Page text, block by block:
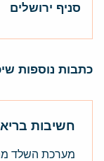
סניף ירושלים
כתבות נוספות
חשיבות
מערכת השלד